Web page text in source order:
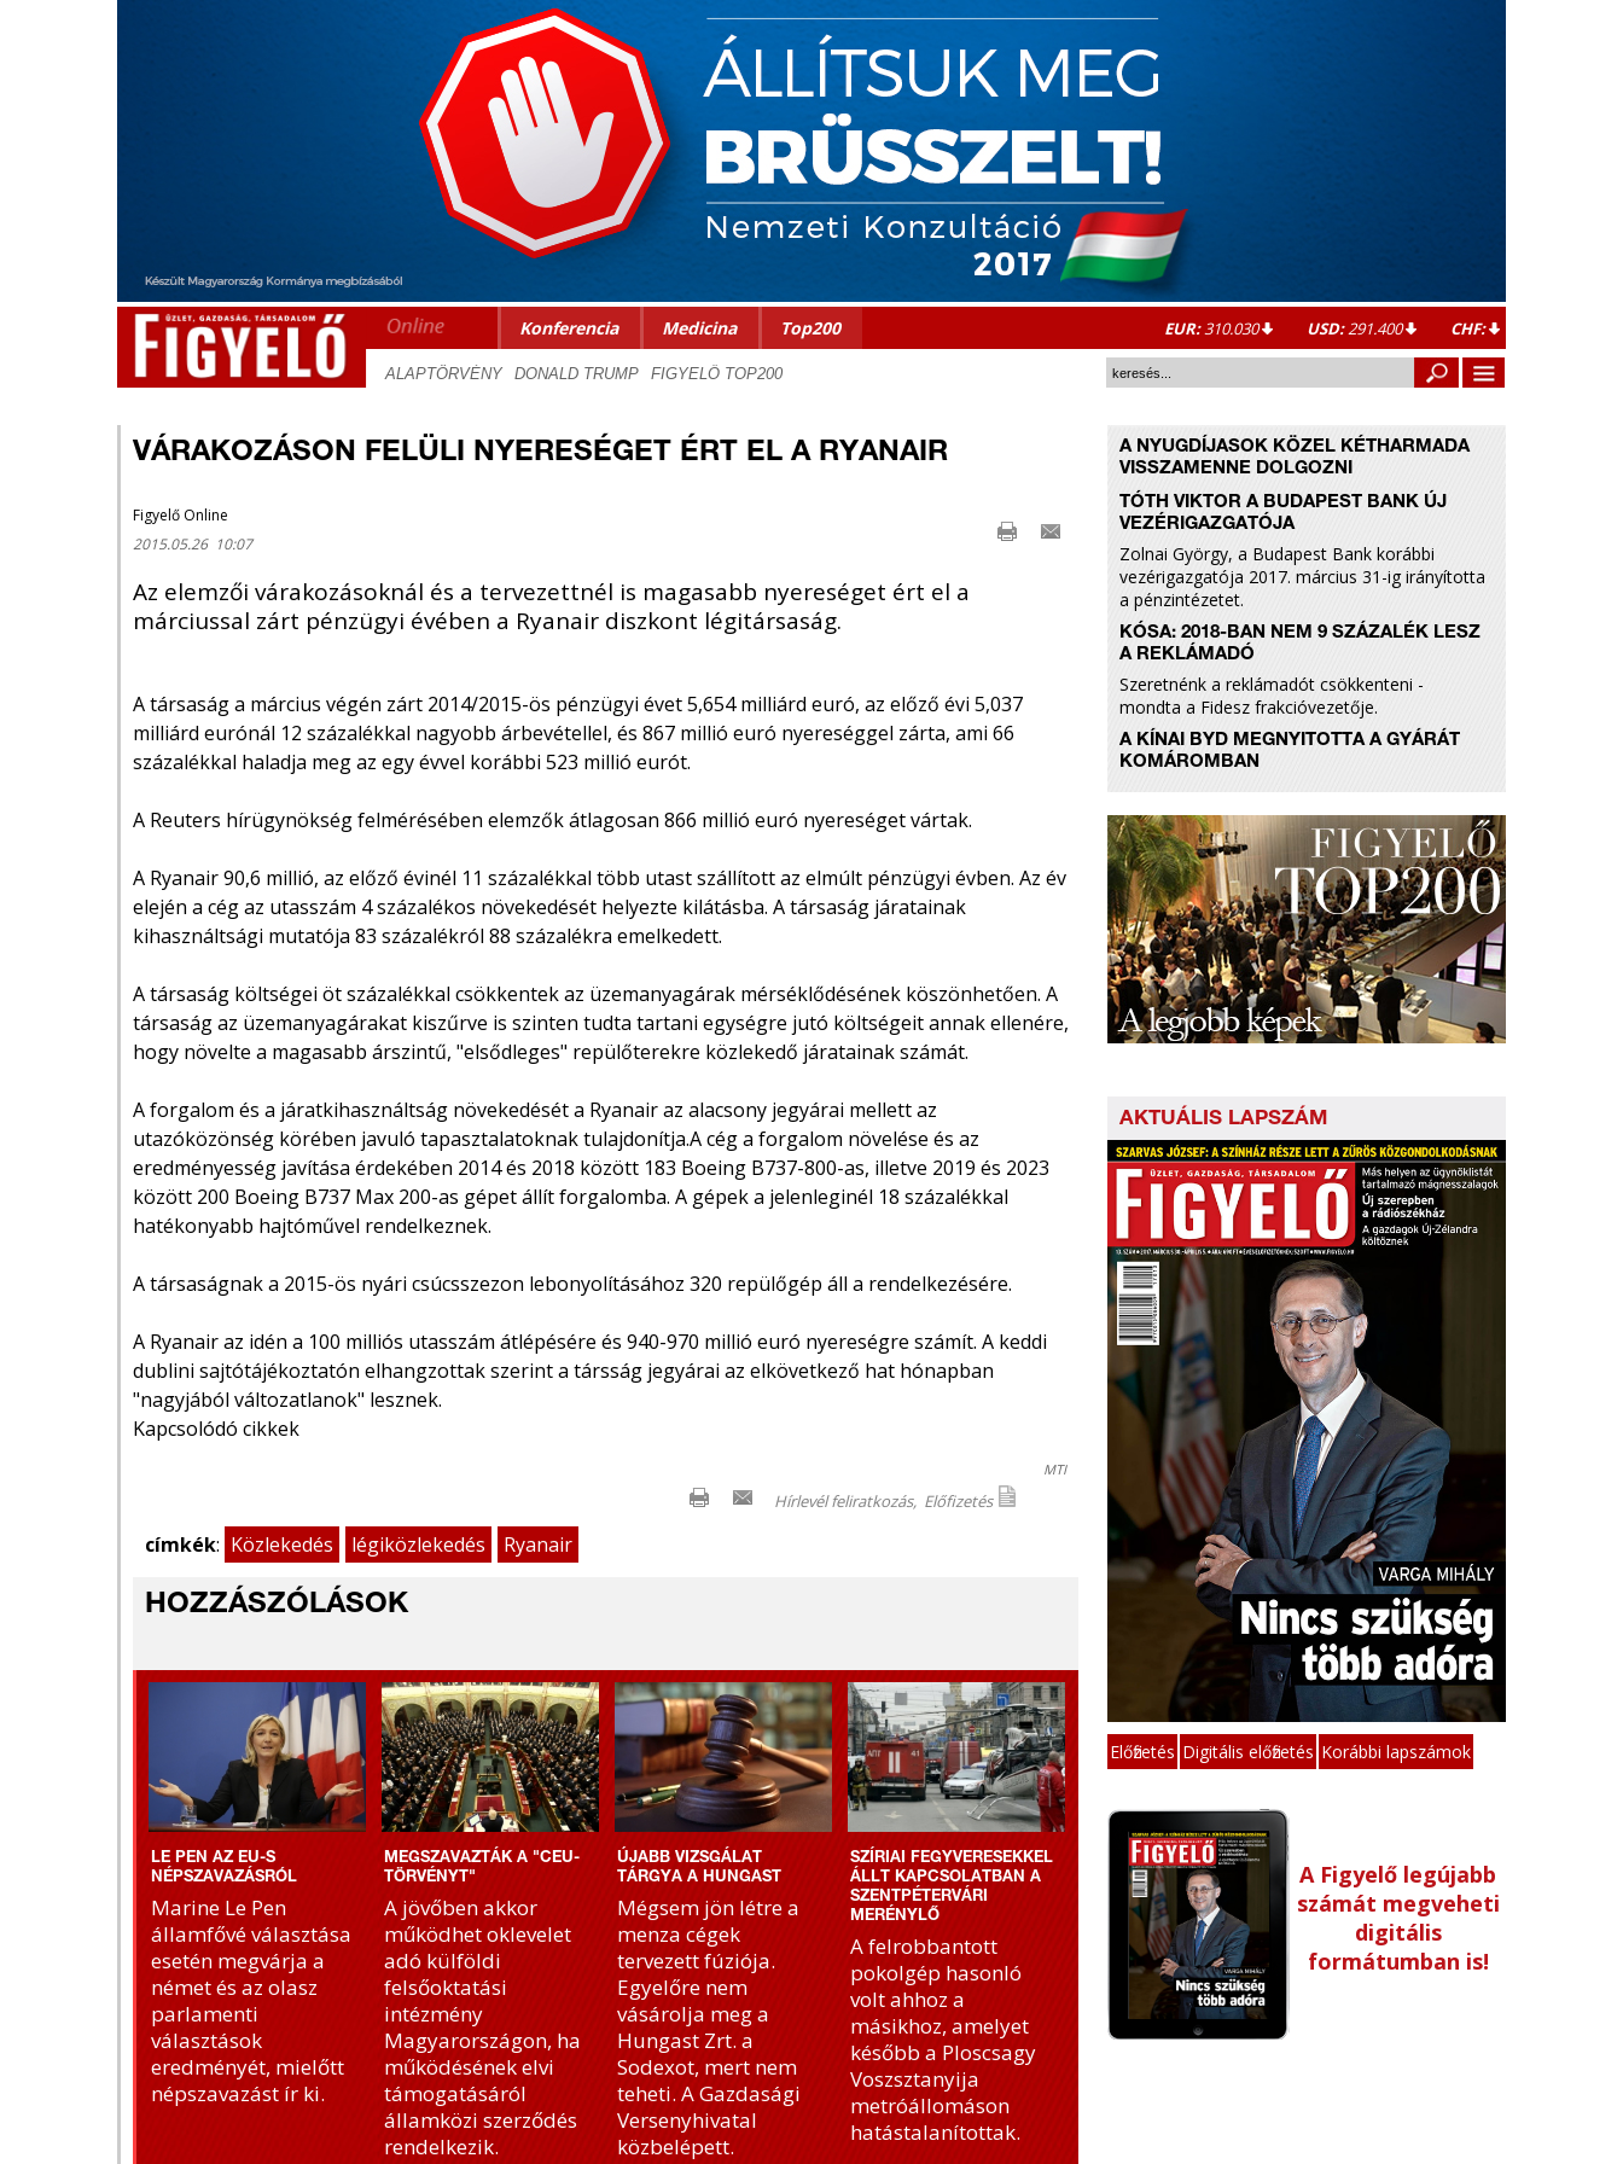
Konferencia Medicina Top200 EUR:310.030 USD:291.400 CHF:
VÁRAKOZÁSON FELÜLI NYERESÉGET ÉRT EL A RYANAIR
Figyelő Online
2015.05.26 10:07
Az elemzői várakozásoknál és a tervezettnél is magasabb nyereséget ért el a
márciussal zárt pénzügyi évében a Ryanair diszkont légitársaság.
A társaság a március végén zárt 2014/2015-ös pénzügyi évet 5,654 milliárd euró, az előző évi 5,037
milliárd eurónál 12 százalékkal nagyobb árbevétellel, és 867 millió euró nyereséggel zárta, ami 66
százalékkal haladja meg az egy évvel korábbi 523 millió eurót.
A Reuters hírügynökség felmérésében elemzők átlagosan 866 millió euró nyereséget vártak.
A Ryanair 90,6 millió, az előző évinél 11 százalékkal több utast szállított az elmúlt pénzügyi évben. Az év
elején a cég az utasszám 4 százalékos növekedését helyezte kilátásba. A társaság járatainak
kihasználtsági mutatója 83 százalékról 88 százalékra emelkedett.
A társaság költségei öt százalékkal csökkentek az üzemanyagárak mérséklődésének köszönhetően. A
társaság az üzemanyagárakat kiszűrve is szinten tudta tartani egységre jutó költségeit annak ellenére,
hogy növelte a magasabb árszintű, "elsődleges" repülőterekre közlekedő járatainak számát.
A forgalom és a járatkihasználtság növekedését a Ryanair az alacsony jegyárai mellett az
utazóközönség körében javuló tapasztalatoknak tulajdonítja.A cég a forgalom növelése és az
eredményesség javítása érdekében 2014 és 2018 között 183 Boeing B737-800-as, illetve 2019 és 2023
között 200 Boeing B737 Max 200-as gépet állít forgalomba. A gépek a jelenleginél 18 százalékkal
hatékonyabb hajtóművel rendelkeznek.
A társaságnak a 2015-ös nyári csúcsszezon lebonyolításához 320 repülőgép áll a rendelkezésére.
A Ryanair az idén a 100 milliós utasszám átlépésére és 940-970 millió euró nyereségre számít. A keddi
dublini sajtótájékoztatón elhangzottak szerint a társság jegyárai az elkövetkező hat hónapban
"nagyjából változatlanok" lesznek.
Kapcsolódó cikkek
MTI
Előfizetés
Hírlevél feliratkozás,
címkék: Közlekedés légiközlekedés Ryanair
HOZZÁSZÓLÁSOK
LE PEN AZ EU-S
NÉPSZAVAZÁSRÓL
Marine Le Pen
államfővé választása
esetén megvárja a
német és az olasz
parlamenti
választások
eredményét, mielőtt
népszavazást ír ki.
MEGSZAVAZTÁK A "CEU-
TÖRVÉNYT"
A jövőben akkor
működhet oklevelet
adó külföldi
felsőoktatási
intézmény
Magyarországon, ha
működésének elvi
támogatásáról
államközi szerződés
rendelkezik.
ÚJABB VIZSGÁLAT
TÁRGYA A HUNGAST
Mégsem jön létre a
menza cégek
tervezett fúziója.
Egyelőre nem
vásárolja meg a
Hungast Zrt. a
Sodexot, mert nem
teheti. A Gazdasági
Versenyhivatal
közbelépett.
SZÍRIAI FEGYVERESEKKEL
ÁLLT KAPCSOLATBAN A
SZENTPÉTERVÁRI
MERÉNYLŐ
A felrobbantott
pokolgép hasonló
volt ahhoz a
másikhoz, amelyet
később a Ploscsagy
Voszsztanyija
metróállomáson
hatástalanítottak.
A NYUGDÍJASOK KÖZEL KÉTHARMADA
VISSZAMENNE DOLGOZNI
TÓTH VIKTOR A BUDAPEST BANK ÚJ
VEZÉRIGAZGATÓJA
Zolnai György, a Budapest Bank korábbi
vezérigazgatója 2017. március 31-ig irányította
a pénzintézetet.
KÓSA: 2018-BAN NEM 9 SZÁZALÉK LESZ
A REKLÁMADÓ
Szeretnénk a reklámadót csökkenteni -
mondta a Fidesz frakcióvezetője.
A KÍNAI BYD MEGNYITOTTA A GYÁRÁT
KOMÁROMBAN
AKTUÁLIS LAPSZÁM
Előfizetés Digitális előfizetés Korábbi lapszámok
A Figyelő legújabb
számát megveheti
digitális
formátumban is!